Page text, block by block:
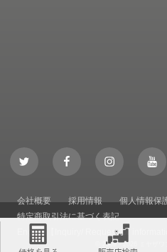
Twitter FacebookInstagram
会社概要 採用情報
個人情報保
特定商取引法に基づく表記
English【Inquiry/ Request for
© 2009 - 2026 ミヤザ